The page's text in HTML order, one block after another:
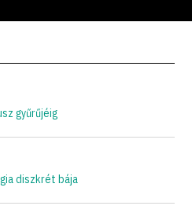
gyűrűjéig
diszkrét bája